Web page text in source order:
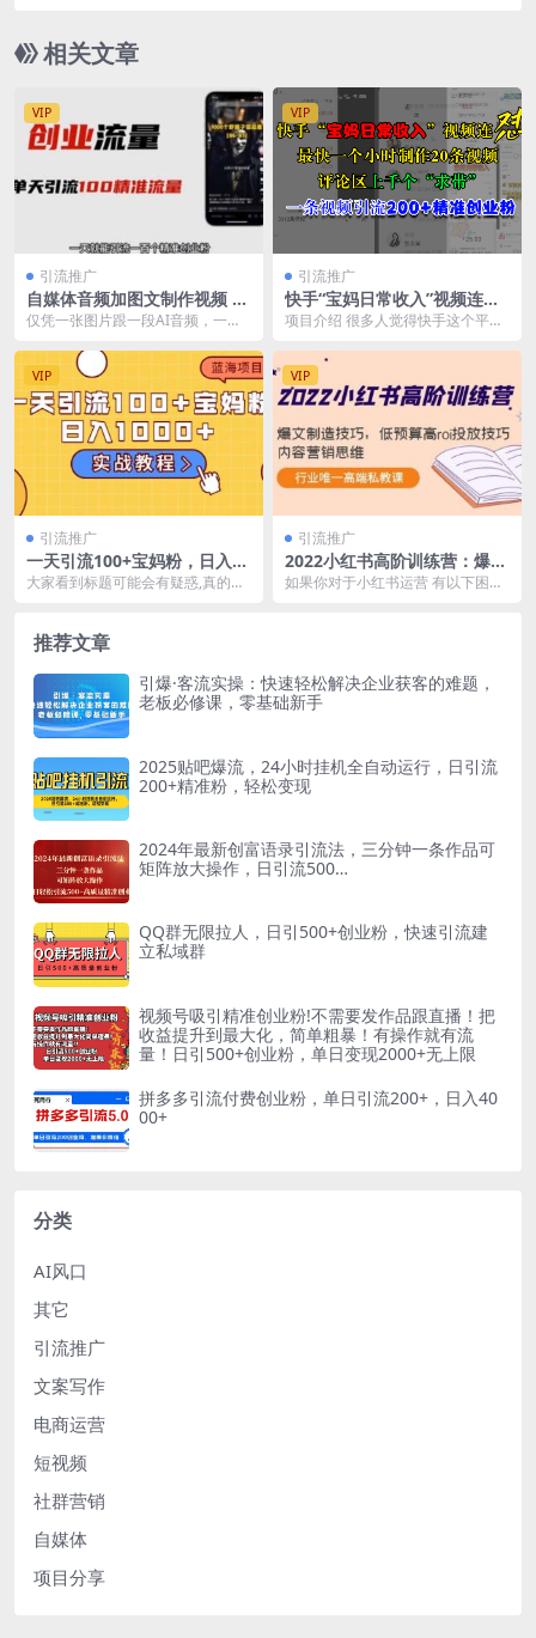
相关文章
VIP
引流推广
自媒体音频加图文制作视频 一
天引流一百个精准创业粉【音
仅凭一张图片跟一段AI音频，一天
批量放大。你可...
VIP
引流推广
快手“宝妈日常收入”视频连
怼，最快一个小时制作20条视
条视频引流200+精准创业粉
项目介绍 很多人觉得快手这个平台
话，粉丝不精准，过来...
VIP
引流推广
一天引流100+宝妈粉，日入10
00+的蓝海项目（实战教程）
大家看到标题可能会有疑惑,真的每
VIP
引流推广
2022小红书高阶训练营：爆文
制造技巧，低预算高roi投放技
如果你对于小红书运营 有以下困惑
推荐文章
引爆·客流实操：快速轻松解决企业获客的难题，
老板必修课，零基础新手
2025贴吧爆流，24小时挂机全自动运行，日引流
200+精准粉，轻松变现
2024年最新创富语录引流法，三分钟一条作品可
矩阵放大操作，日引流500…
QQ群无限拉人，日引500+创业粉，快速引流建
立私域群
视频号吸引精准创业粉!不需要发作品跟直播！把
收益提升到最大化，简单粗暴！有操作就有流
量！日引500+创业粉，单日变现2000+无上限
拼多多引流付费创业粉，单日引流200+，日入40
00+
分类
AI风口
其它
引流推广
文案写作
电商运营
短视频
社群营销
自媒体
项目分享